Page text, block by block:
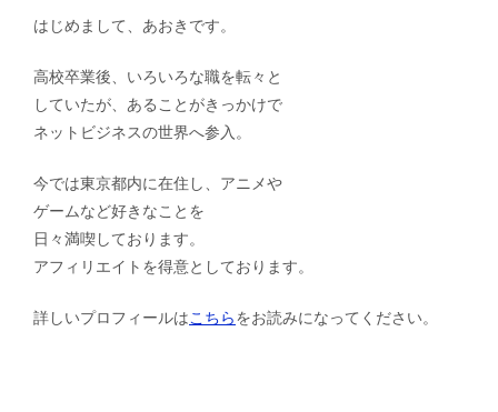
はじめまして、あおきです。
高校卒業後、いろいろな職を転々と
していたが、あることがきっかけで
ネットビジネスの世界へ参入。
今では東京都内に在住し、アニメや
ゲームなど好きなことを
日々満喫しております。
アフィリエイトを得意としております。
詳しいプロフィールはこちらをお読みになってください。